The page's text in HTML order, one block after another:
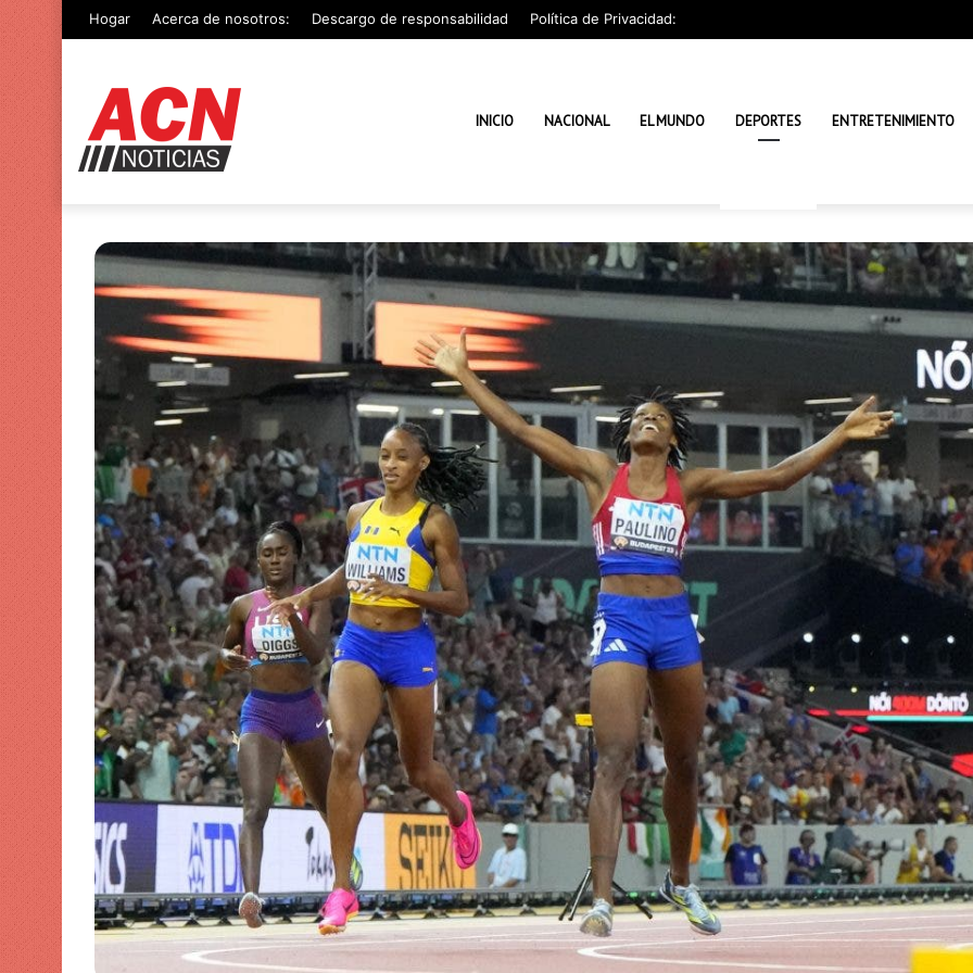
Hogar Acerca de nosotros: Descargo de responsabilidad Política de Privacidad:
INICIO NACIONAL EL MUNDO DEPORTES ENTRETENIMIENTO